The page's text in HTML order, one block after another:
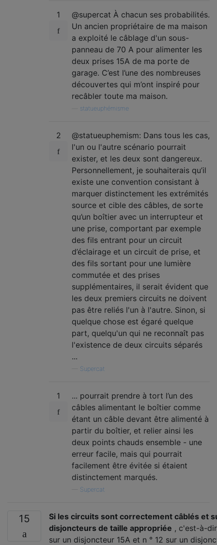
1
@supercat À chacun ses probabilités.
Un ancien propriétaire de ma maison
a exploité le câblage d'un sous-
panneau de 70 A pour alimenter les
deux prises 15A de ma porte de
garage. C’est l’une des nombreuses
découvertes qui m’ont inspiré pour
recâbler toute ma maison.
statueuphémisme
2
@statueuphemism: Dans tous les cas,
l'un ou l'autre scénario pourrait
exister, et les deux sont dangereux.
Personnellement, je souhaiterais qu’il
existe une convention consistant à
marquer distinctement les extrémités
source et cible des câbles, de sorte
qu’un boîtier avec un interrupteur et
une prise, comportant par exemple
des fils entrant pour un circuit
d’éclairage et un circuit de prise, et
des fils sortant pour une lumière
commutée et des prises
supplémentaires, il serait évident que
les deux premiers circuits ne doivent
pas être reliés l'un à l'autre. Sinon, si
quelque chose est égaré quelque
part, quelqu'un qui ne reconnaît pas
l'existence de deux circuits séparés
...
Supercat
1
... pourrait prendre à tort l’un des
câbles alimentant le boîtier comme
étant un câble devant être alimenté à
partir du boîtier, et relier ainsi les
deux points chauds ensemble - une
erreur facile, mais qui pourrait
facilement être évitée si étaient
distinctement marqués.
Supercat
15
Si les circuits sont correctement câblés et
disjoncteurs de taille appropriée , c'est-à-
sur un disjoncteur 15A et n ° 12 sur un